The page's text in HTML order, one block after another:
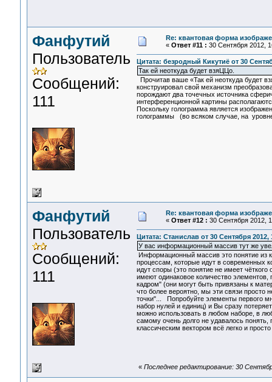
Фанфутий
Пользователь
Сообщений:
111
Re: квантовая форма
« Ответ #11 : 30 Сентября 2012,
Цитата: безродный Кикутиё от 30
Так ей неоткуда будет взяЦЦо.
Прочитав ваше «Так ей неоткуда будет
конструировал свой механизм
порождают два точечных источника
интерференционной картины
Поскольку голограмма является
голограммы (во всяком случае, на уровне
Фанфутий
Пользователь
Сообщений:
111
Re: квантовая форма
« Ответ #12 : 30 Сентября 2012,
Цитата: Станислав от 30 Сентября 2012,
У вас информационный массив тут же
Информационный массив это понятие из
процессам, которые идут в современных
идут споры (это понятие не имеет
имеют одинаковое количество
кадром" (они могут быть привязаны к
что более вероятно, мы эти связи просто
точки"... Попробуйте элементы первого
набор нулей и единиц) и Вы сразу
можно использовать в любом наборе, в
самому очень долго не удавалось
классическим вектором всё легко и
« Последнее редактирование: 30